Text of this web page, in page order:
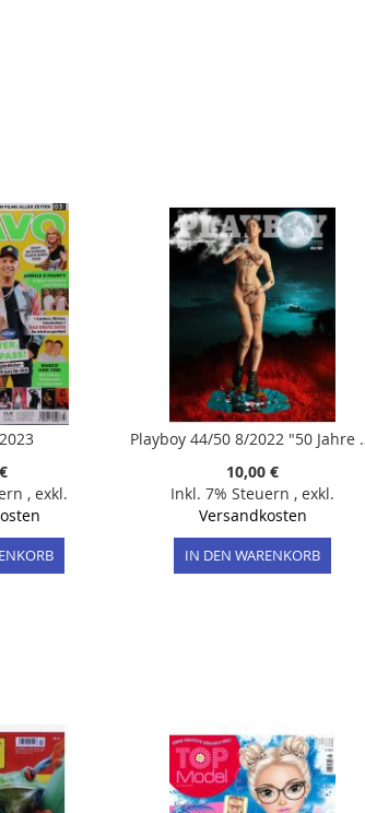
, exkl.
Playboy 44/50 8/2022
10,00 €
Inkl. 7% Steuern , exkl.
Versandkosten
IN DEN WARENKORB